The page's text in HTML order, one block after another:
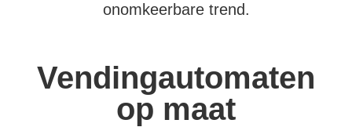
onomkeerbare trend.
Vendingautomaten
op maat